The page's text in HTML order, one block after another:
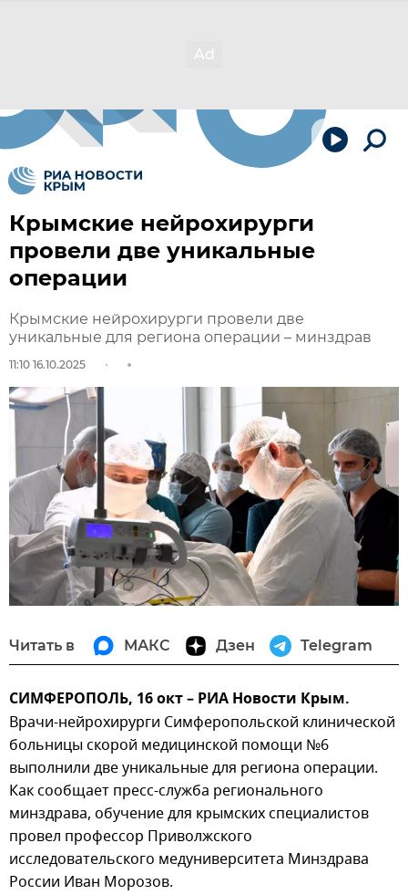
Крымские нейрохирурги
провели две уникальные
операции
Крымские нейрохирурги провели две
уникальные для региона операции – минздрав
11:10 16.10.2025
Читать в МАКС Дзен Telegram
СИМФЕРОПОЛЬ, 16 окт – РИА Новости Крым.
Врачи-нейрохирурги Симферопольской клинической
больницы скорой медицинской помощи №6
выполнили две уникальные для региона операции.
Как сообщает пресс-служба регионального
минздрава, обучение для крымских специалистов
провел профессор Приволжского
исследовательского медуниверситета Минздрава
России Иван Морозов.